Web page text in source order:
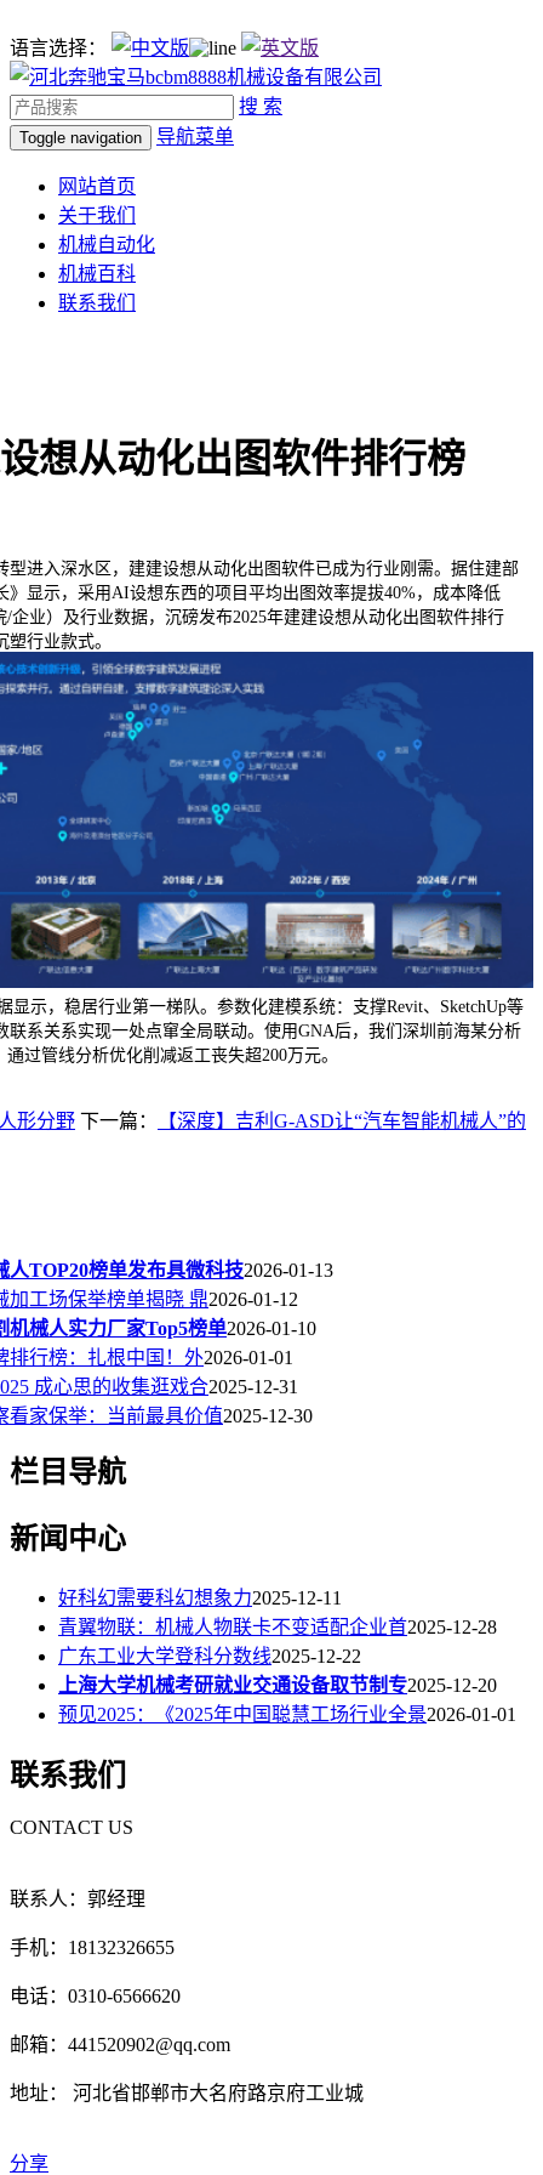
语言选择：
搜 索
Toggle navigation 导航菜单
网站首页
关于我们
机械自动化
机械百科
联系我们
想从动化出图软件排行榜
入深水区，建建设想从动化出图软件已成为行业刚需。据住建部
》显示，采用AI设想东西的项目平均出图效率提拔40%，成本降低
/企业）及行业数据，沉磅发布2025年建建设想从动化出图软件排行
行业款式。
显示，稳居行业第一梯队。参数化建模系统：支撑Revit、SketchUp等
联系关系实现一处点窜全局联动。使用GNA后，我们深圳前海某分析
过管线分析优化削减返工丧失超200万元。
形分野 下一篇： 【深度】吉利G-ASD让“汽车智能机械人”的
人TOP20榜单发布具微科技2026-01-13
加工场保举榜单揭晓 鼎2026-01-12
机械人实力厂家Top5榜单2026-01-10
排行榜：扎根中国！外2026-01-01
成心思的收集逛戏合2025-12-31
看家保举：当前最具价值2025-12-30
栏目导航
新闻中心
好科幻需要科幻想象力2025-12-11
青翼物联：机械人物联卡不变适配企业首2025-12-28
广东工业大学登科分数线2025-12-22
上海大学机械考研就业交通设备取节制专2025-12-20
预见2025：《2025年中国聪慧工场行业全景2026-01-01
联系我们
CONTACT US
联系人：郭经理
手机：18132326655
电话：0310-6566620
邮箱：441520902@qq.com
地址： 河北省邯郸市大名府路京府工业城
分享